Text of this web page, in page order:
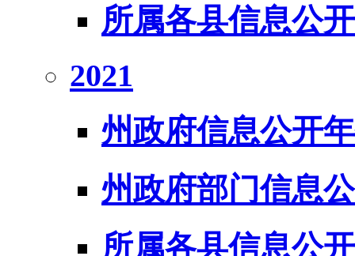
所属各县信息公
2021
州政府信息公开
州政府部门信息
所属各县信息公